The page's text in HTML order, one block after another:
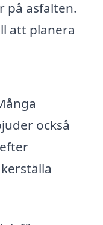
på asfalten.
att planera
också